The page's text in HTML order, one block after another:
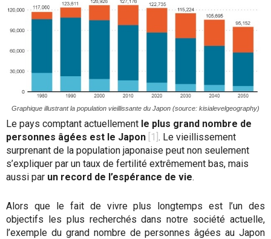
Graphique illustrant la population vieillissante du Japon (source: kisialevelgeography)
Le pays comptant actuellement le plus grand nombre de
personnes âgées est le Japon [1] . Le vieillissement
surprenant de la population japonaise peut non seulement
s’expliquer par un taux de fertilité extrêmement bas, mais
aussi par un record de l’espérance de vie.
Alors que le fait de vivre plus longtemps est l’un des
objectifs les plus recherchés dans notre société actuelle,
l’exemple du grand nombre de personnes âgées au Japon